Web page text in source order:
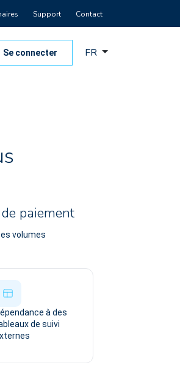
Support Contact
Se connecter FR
paiement
volumes
à des
de suivi